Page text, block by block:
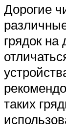
Дорогие
грядок на
таких